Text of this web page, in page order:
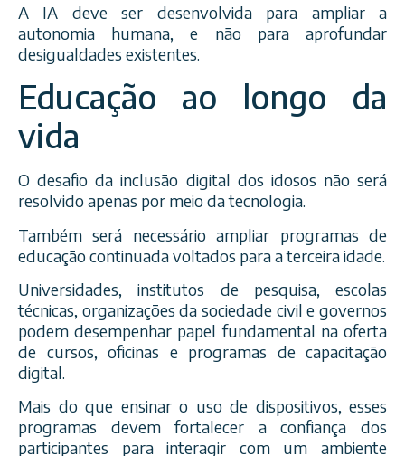
A IA deve ser desenvolvida para ampliar a
autonomia humana, e não para aprofundar
desigualdades existentes.
Educação ao longo da
vida
O desafio da inclusão digital dos idosos não será
resolvido apenas por meio da tecnologia.
Também será necessário ampliar programas de
educação continuada voltados para a terceira idade.
Universidades, institutos de pesquisa, escolas
técnicas, organizações da sociedade civil e governos
podem desempenhar papel fundamental na oferta
de cursos, oficinas e programas de capacitação
digital.
Mais do que ensinar o uso de dispositivos, esses
programas devem fortalecer a confiança dos
participantes para interagir com um ambiente